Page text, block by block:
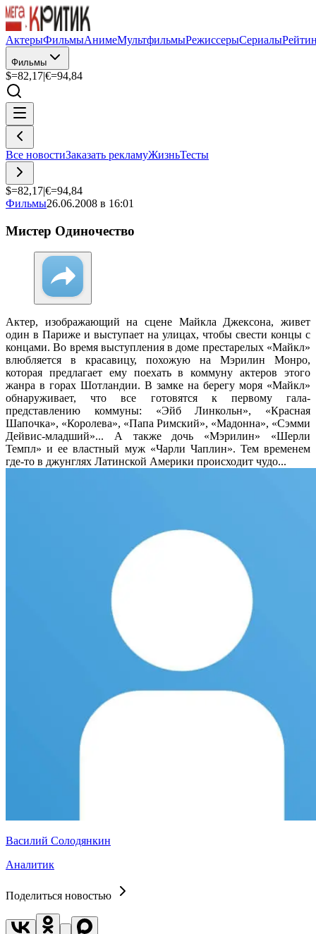
АктерыФильмыАнимеМультфильмыРежиссерыСериалы
Фильмы
$=82,17|€=94,84
Все новостиЗаказать рекламуЖизньТесты
$=82,17|€=94,84
Фильмы26.06.2008 в 16:01
Мистер Одиночество
Актер, изображающий на сцене Майкла Джексона, живет
один в Париже и выступает на улицах, чтобы свести концы с
концами. Во время выступления в доме престарелых «Майкл»
влюбляется в красавицу, похожую на Мэрилин Монро,
которая предлагает ему поехать в коммуну актеров этого
жанра в горах Шотландии. В замке на берегу моря «Майкл»
обнаруживает, что все готовятся к первому гала-
представлению коммуны: «Эйб Линкольн», «Красная
Шапочка», «Королева», «Папа Римский», «Мадонна», «Сэмми
Дейвис-младший»... А также дочь «Мэрилин» «Шерли
Темпл» и ее властный муж «Чарли Чаплин». Тем временем
где-то в джунглях Латинской Америки происходит чудо...
Василий Солодянкин
Аналитик
Поделиться новостью